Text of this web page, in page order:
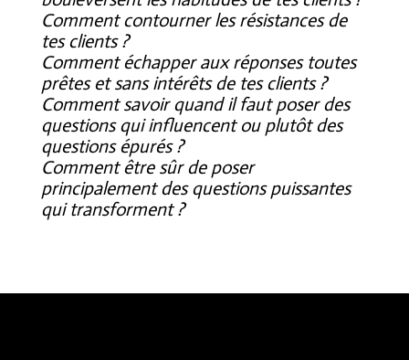
Comment contourner les résistances de
tes clients ?
Comment échapper aux réponses toutes
prêtes et sans intérêts de tes clients ?
Comment savoir quand il faut poser des
questions qui influencent ou plutôt des
questions épurés ?
Comment être sûr de poser
principalement des questions puissantes
qui transforment ?